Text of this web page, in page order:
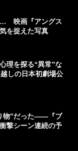
映画『アングス
を捉えた写真
理を探る“異常”な
しの日本初劇場公
物”だった――『ブ
撃シーン連続の予